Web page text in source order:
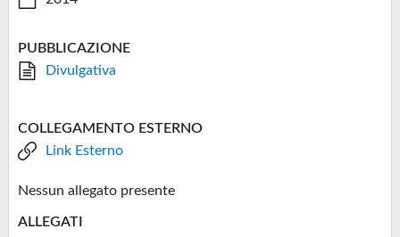
PUBBLICAZIONE
Divulgativa
COLLEGAMENTO ESTERNO
Link Esterno
Nessun allegato presente
ALLEGATI